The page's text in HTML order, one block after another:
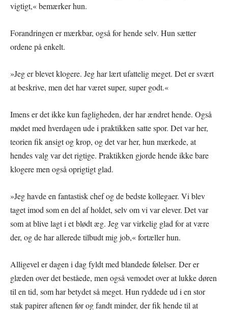
vigtigt,« bemærker hun.
Forandringen er mærkbar, også for hende selv. Hun sætter
ordene på enkelt.
»Jeg er blevet klogere. Jeg har lært ufattelig meget. Det er svært
at beskrive, men det har været super, super godt.«
Imens er det ikke kun fagligheden, der har ændret hende. Også
mødet med hverdagen ude i praktikken satte spor. Det var her,
teorien fik ansigt og krop, og det var her, hun mærkede, at
hendes valg var det rigtige. Praktikken gjorde hende ikke bare
klogere men også oprigtigt glad.
»Jeg havde en fantastisk chef og de bedste kollegaer. Vi blev
taget imod som en del af holdet, selv om vi var elever. Det var
som at blive lagt i et blødt æg. Jeg var virkelig glad for at være
der, og de har allerede tilbudt mig job,« fortæller hun.
Alligevel er dagen i dag fyldt med blandede følelser. Der er
glæden over det beståede, men også vemodet over at lukke døren
til en tid, som har betydet så meget. Hun ryddede ud i en stor
stak papirer aftenen før og fandt minder, der fik hende til at